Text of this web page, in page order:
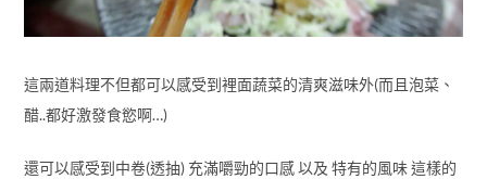
這兩道料理不但都可以感受到裡面蔬菜的清爽滋味外(而且泡菜、
醋..都好激發食慾啊…)
還可以感受到中卷(透抽) 充滿嚼勁的口感 以及 特有的風味 這樣的